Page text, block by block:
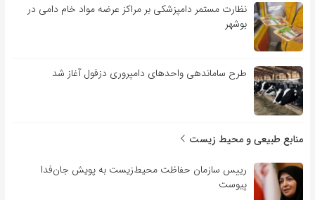
نظارت مستمر دامپزشکی بر مراکز عرضه مواد خام دامی در
بوشهر
طرح ساماندهی واحدهای دامپروری دزفول آغاز شد
منابع طبیعی و محیط زیست
رییس سازمان حفاظت محیط‌زیست به پویش جان‌فدا
پیوست